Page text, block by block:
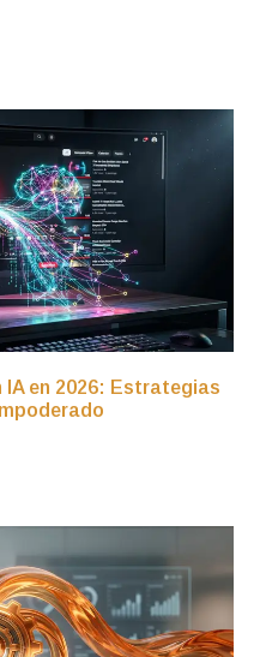
en 2026: Estrategias